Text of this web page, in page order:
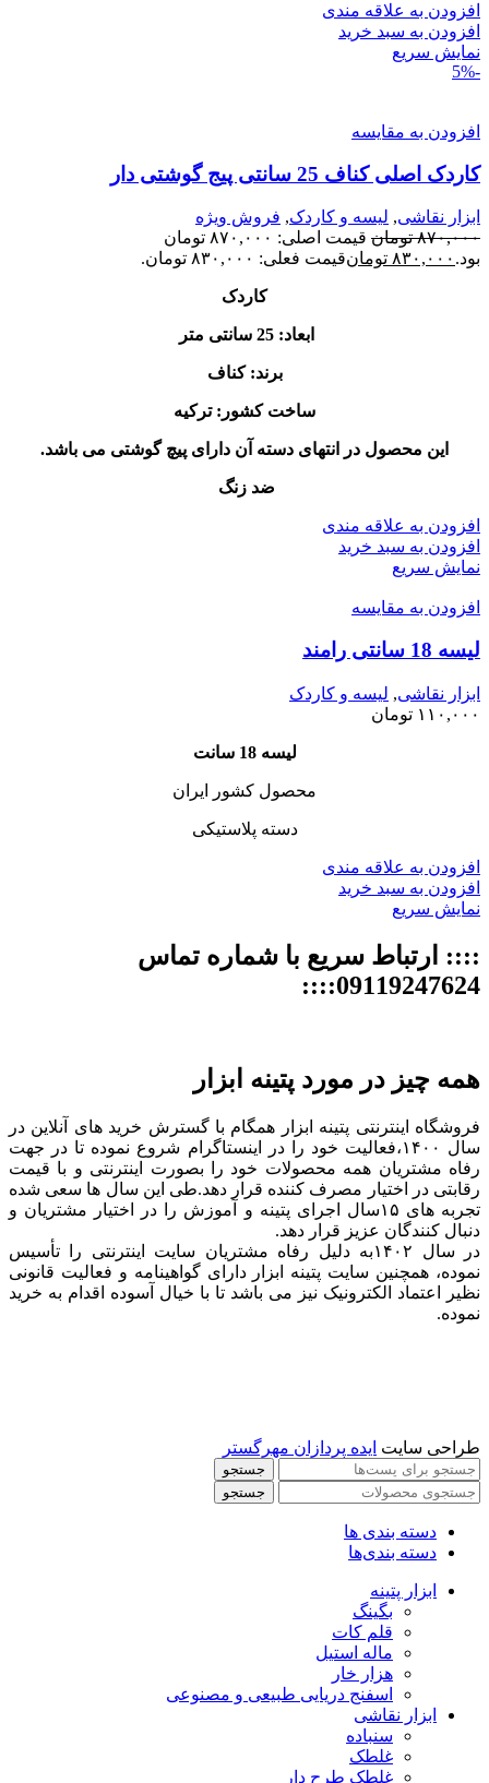
افزودن به علاقه مندی
افزودن به سبد خرید
نمایش سریع
-5%
افزودن به مقایسه
کاردک اصلی کناف 25 سانتی پیج گوشتی دار
ابزار نقاشی, لیسه و کاردک, فروش ویژه
۸۷۰,۰۰۰ تومان
قیمت اصلی: ۸۷۰,۰۰۰ تومان
بود. ۸۳۰,۰۰۰ تومانقیمت فعلی: ۸۳۰,۰۰۰ تومان.
کاردک
ابعاد: 25 سانتی متر
برند: کناف
ساخت کشور: ترکیه
این محصول در انتهای دسته آن دارای پیچ گوشتی می باشد.
ضد زنگ
افزودن به علاقه مندی
افزودن به سبد خرید
نمایش سریع
افزودن به مقایسه
لیسه 18 سانتی رامند
ابزار نقاشی, لیسه و کاردک
۱۱۰,۰۰۰ تومان
لیسه 18 سانت
محصول کشور ایران
دسته پلاستیکی
افزودن به علاقه مندی
افزودن به سبد خرید
نمایش سریع
:::: ارتباط سریع با شماره تماس
09119247624::::
همه چیز در مورد پتینه ابزار
فروشگاه اینترنتی پتینه ابزار همگام با گسترش خرید های آنلاین در
سال ۱۴۰۰،فعالیت خود را در اینستاگرام شروع نموده تا در جهت
رفاه مشتریان همه محصولات خود را بصورت اینترنتی و با قیمت
رقابتی در اختیار مصرف کننده قرار دهد.طی این سال ها سعی شده
تجربه های ۱۵سال اجرای پتینه و آموزش را در اختیار مشتریان و
دنبال کنندگان عزیز قرار دهد.
در سال ۱۴۰۲به دلیل رفاه مشتریان سایت اینترنتی را تأسیس
نموده، همچنین سایت پتینه ابزار دارای گواهینامه و فعالیت قانونی
نظیر اعتماد الکترونیک نیز می باشد تا با خیال آسوده اقدام به خرید
نموده.
طراحی سایت ایده پردازان مهرگستر
جستجو
جستجو
دسته بندی ها
دسته بندی‌ها
ابزار پتینه
بگینگ
قلم کات
ماله استیل
هزار خار
اسفنج دریایی طبیعی و مصنوعی
ابزار نقاشی
سنباده
غلطک
غلطک طرح دار